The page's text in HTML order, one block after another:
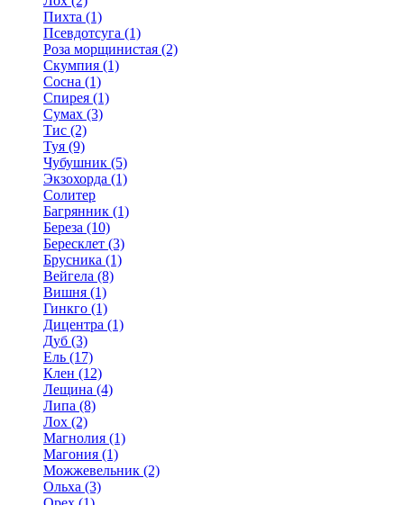
Пихта (1)
Псевдотсуга (1)
Роза морщинистая (2)
Скумпия (1)
Сосна (1)
Спирея (1)
Сумах (3)
Тис (2)
Туя (9)
Чубушник (5)
Экзохорда (1)
Солитер
Багрянник (1)
Береза (10)
Бересклет (3)
Брусника (1)
Вейгела (8)
Вишня (1)
Гинкго (1)
Дицентра (1)
Дуб (3)
Ель (17)
Клен (12)
Лещина (4)
Липа (8)
Лох (2)
Магнолия (1)
Магония (1)
Можжевельник (2)
Ольха (3)